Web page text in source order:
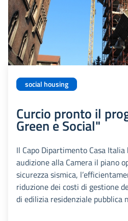
social housing
Curcio pronto il
Green e Social"
Il Capo Dipartimento Casa
audizione alla Camera il piano
sicurezza sismica,
riduzione dei costi di gestione
di edilizia residenziale pubblica